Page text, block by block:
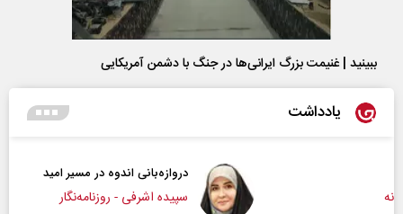
ببینید | غنیمت بزرگ ایرانی‌ها در جنگ با دشمن آمریکایی
یادداشت
دروازه‌بانی اندوه در مسیر امید
سپیده اشرفی - روزنامه‌نگار